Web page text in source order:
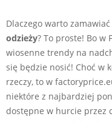
Dlaczego warto
odzieży? To proste! Bo w
wiosenne trendy na
się będzie nosić! Choć w
rzeczy, to w
niektóre z najbardziej
dostępne w hurcie przez